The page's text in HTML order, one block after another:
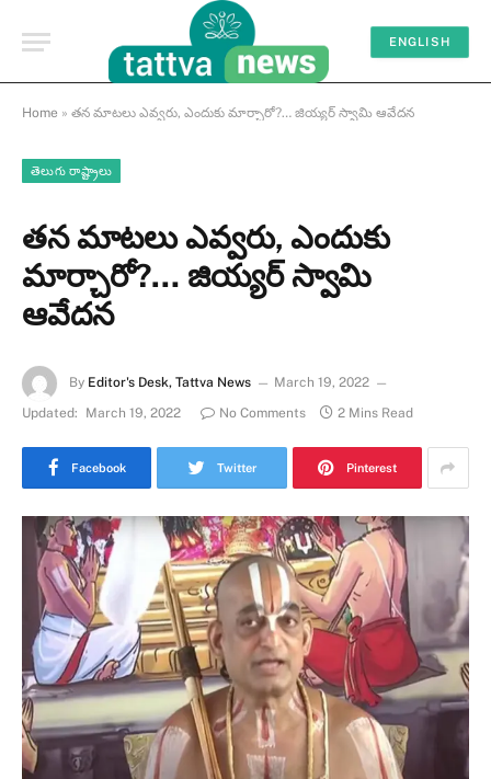
ENGLISH
Home » తన మాటలు ఎవ్వరు, ఎందుకు మార్చారో?… జియ్యర్ స్వామి ఆవేదన
తెలుగు రాష్ట్రాలు
తన మాటలు ఎవ్వరు, ఎందుకు
మార్చారో?… జియ్యర్ స్వామి
ఆవేదన
By Editor's Desk, Tattva News
March 19, 2022
Updated:
March 19, 2022 No Comments 2 Mins Read
Facebook Twitter Pinterest